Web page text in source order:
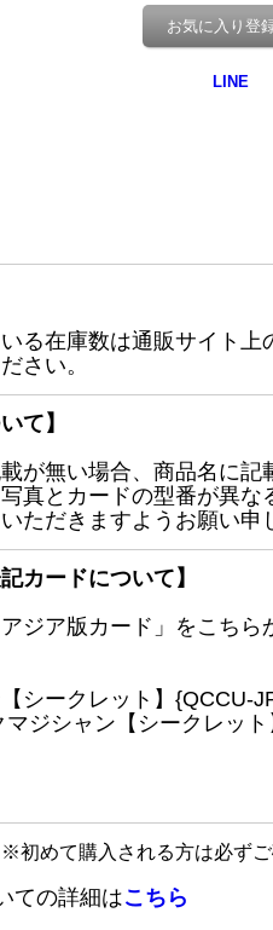
お気に入り登
る在庫数は通販サイト
さい。
て】
が無い場合、商品名に
真とカードの型番が異
ただきますようお願い申
カードについて】
ジア版カード」をこち
シークレット】{QCCU-
ジシャン【シークレット
※初めて購入される方は必ずご
ての詳細はこちら